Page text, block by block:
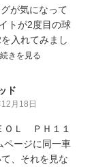
が気になって
トが2度目の球
入れてみまし
続きを見る
ド
月18日
ＯＬ ＰＨ１１
ージに同一車
、それを見な